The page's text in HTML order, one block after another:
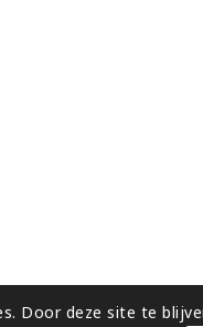
Door deze site te